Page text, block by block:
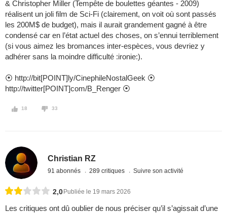
& Christopher Miller (Tempête de boulettes géantes - 2009)
réalisent un joli film de Sci-Fi (clairement, on voit où sont passés
les 200M$ de budget), mais il aurait grandement gagné à être
condensé car en l’état actuel des choses, on s’ennui terriblement
(si vous aimez les bromances inter-espèces, vous devriez y
adhérer sans la moindre difficulté :ironie:).
⦿ http://bit[POINT]ly/CinephileNostalGeek ⦿
http://twitter[POINT]com/B_Renger ⦿
18 33
Christian RZ
91 abonnés 289 critiques Suivre son activité
2,0 Publiée le 19 mars 2026
Les critiques ont dû oublier de nous préciser qu’il s’agissait d’une